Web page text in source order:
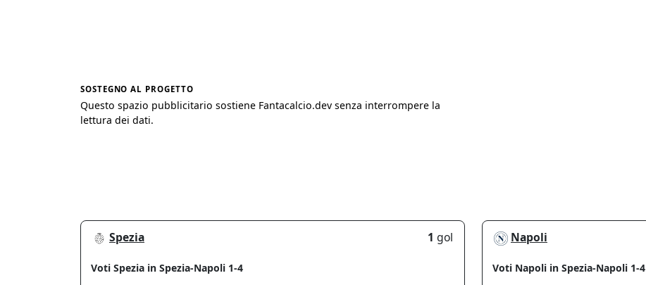
SOSTEGNO AL PROGETTO
Questo spazio pubblicitario sostiene Fantacalcio.dev senza interrompere la
lettura dei dati.
Spezia 1 gol
Voti Spezia in Spezia-Napoli 1-4
Napoli
Voti Napoli in Spezia-Napoli 1-4